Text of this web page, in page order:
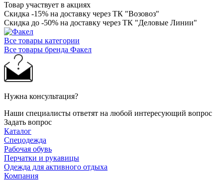
Товар участвует в акциях
Скидка -15% на доставку через ТК "Возовоз"
Скидка до -50% на доставку через ТК "Деловые Линии"
Все товары категории
Все товары бренда Факел
Нужна консультация?
Наши специалисты ответят на любой интересующий вопрос
Задать вопрос
Каталог
Спецодежда
Рабочая обувь
Перчатки и рукавицы
Одежда для активного отдыха
Компания